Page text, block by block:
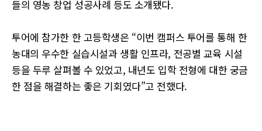
들의 영농 창업 성공사례 등도 소개됐다.
투어에 참가한 한 고등학생은 “이번 캠퍼스 투어를 통해 한
농대의 우수한 실습시설과 생활 인프라, 전공별 교육 시설
등을 두루 살펴볼 수 있었고, 내년도 입학 전형에 대한 궁금
한 점을 해결하는 좋은 기회였다”고 전했다.